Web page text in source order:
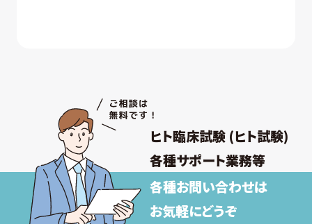
与支払その他の労務管理
③ 福利厚生、教育研修、安全衛生管理
取得した個人情報について上記以外の目的外
利用を行わず、またそのための措置を講じます。
【保有個人データの安全管理のために講じた
措置】
ヒト臨床試験 (ヒト試験)
各種サポート業務等
各種お問い合わせは
お気軽にどうぞ